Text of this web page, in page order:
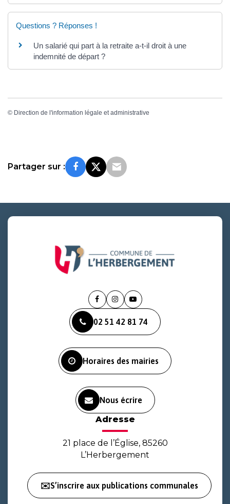
Questions ? Réponses !
Un salarié qui part à la retraite a-t-il droit à une
indemnité de départ ?
© Direction de l'information légale et administrative
Partager sur :
Lien
le
compte
Lien
le
compte
Lien
la
chaîne
02 51 42 81 74
Horaires des mairies
Nous écrire
Adresse
21 place de l’Église, 85260
L’Herbergement
✉️S’inscrire aux publications communales